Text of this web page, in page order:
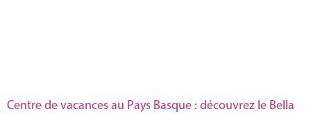
Centre de vacances au Pays Basque : découvrez le Bella